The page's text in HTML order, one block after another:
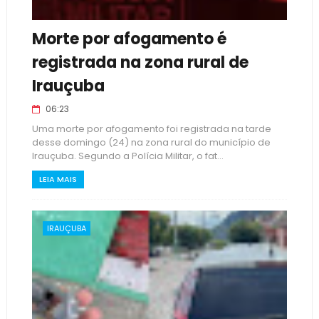
Morte por afogamento é
registrada na zona rural de
Irauçuba
06:23
Uma morte por afogamento foi registrada na tarde
desse domingo (24) na zona rural do município de
Irauçuba. Segundo a Polícia Militar, o fat...
LEIA MAIS
IRAUÇUBA